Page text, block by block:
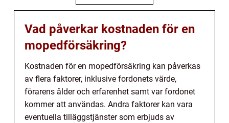
Vad påverkar kostnaden för en
mopedförsäkring?
Kostnaden för en mopedförsäkring kan påverkas
av flera faktorer, inklusive fordonets värde,
förarens ålder och erfarenhet samt var fordonet
kommer att användas. Andra faktorer kan vara
eventuella tilläggstjänster som erbjuds av